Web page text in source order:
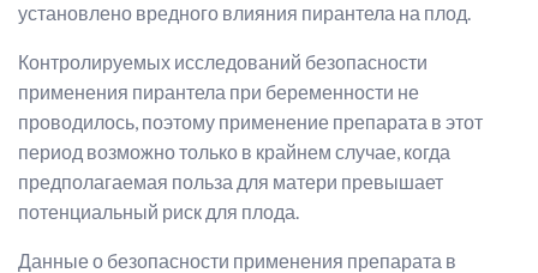
установлено вредного влияния пирантела на плод.
Контролируемых исследований безопасности
применения пирантела при беременности не
проводилось, поэтому применение препарата в этот
период возможно только в крайнем случае, когда
предполагаемая польза для матери превышает
потенциальный риск для плода.
Данные о безопасности применения препарата в